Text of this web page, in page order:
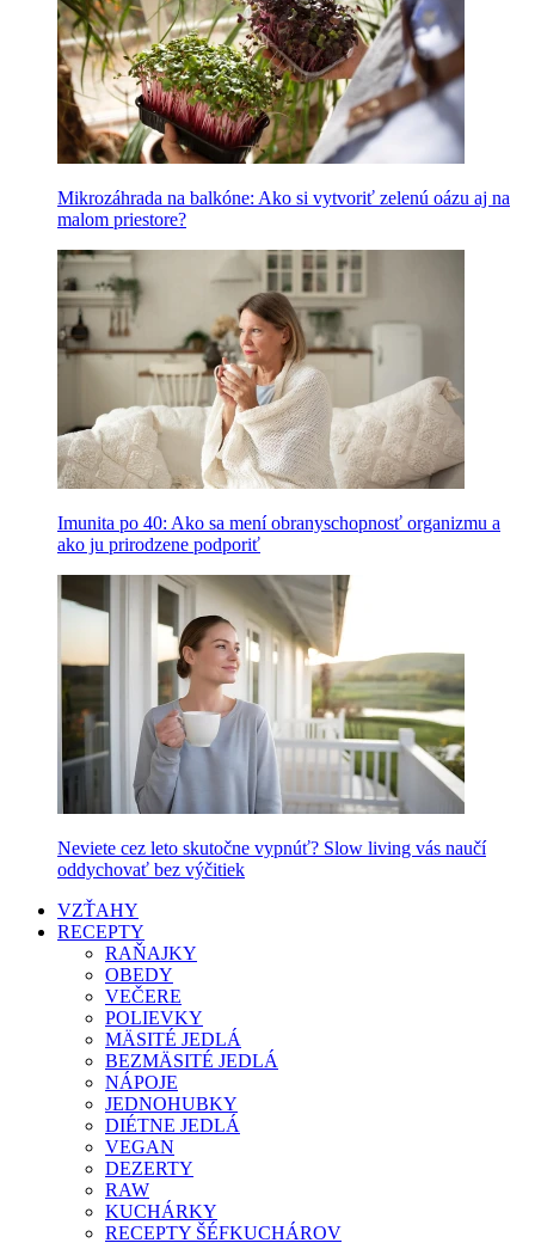
Mikrozáhrada na balkóne: Ako si vytvoriť zelenú oázu aj na
malom priestore?
Imunita po 40: Ako sa mení obranyschopnosť organizmu a
ako ju prirodzene podporiť
Neviete cez leto skutočne vypnúť? Slow living vás naučí
oddychovať bez výčitiek
VZŤAHY
RECEPTY
RAŇAJKY
OBEDY
VEČERE
POLIEVKY
MÄSITÉ JEDLÁ
BEZMÄSITÉ JEDLÁ
NÁPOJE
JEDNOHUBKY
DIÉTNE JEDLÁ
VEGAN
DEZERTY
RAW
KUCHÁRKY
RECEPTY ŠÉFKUCHÁROV